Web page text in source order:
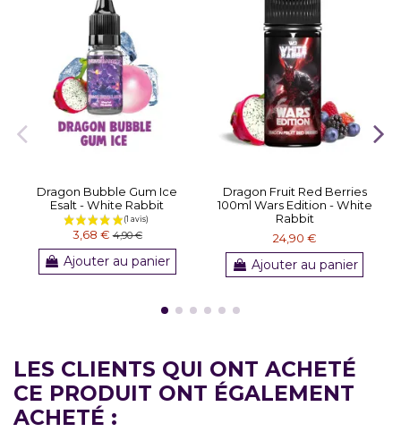
Dragon Bubble Gum Ice
Esalt - White Rabbit
3,68 €4,90 €
Ajouter au panier
Dragon Fruit Red Berries
100ml Wars Edition - White
Rabbit
24,90 €
Ajouter au panier
LES CLIENTS QUI ONT ACHETÉ
CE PRODUIT ONT ÉGALEMENT
ACHETÉ :